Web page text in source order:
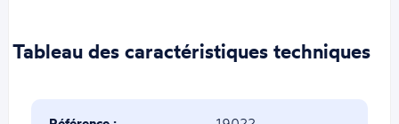
Tableau des caractéristiques techniques